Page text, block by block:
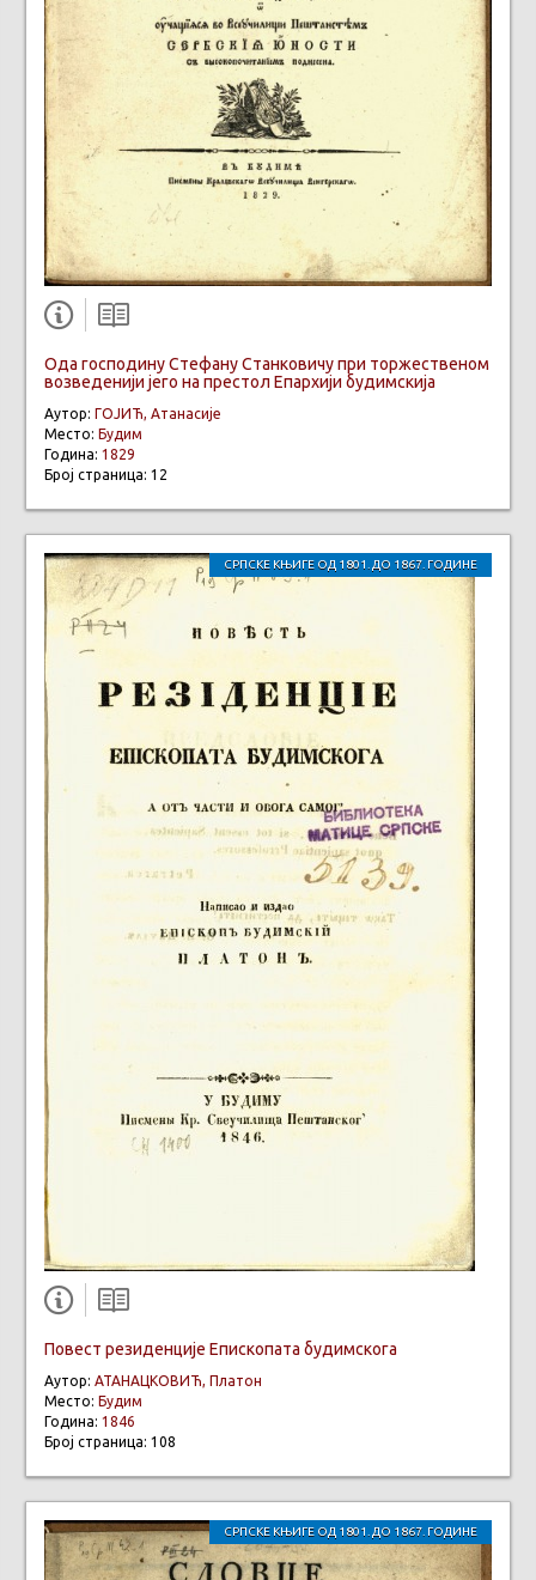
Ода господину Стефану Станковичу при торжественом
возведенији јего на престол Епархији будимскија
Аутор: ГОЈИЋ, Атанасије
Место: Будим
Година: 1829
Број страница: 12
СРПСКЕ КЊИГЕ ОД 1801. ДО 1867. ГОДИНЕ
Повест резиденције Епископата будимскога
Аутор: АТАНАЦКОВИЋ, Платон
Место: Будим
Година: 1846
Број страница: 108
СРПСКЕ КЊИГЕ ОД 1801. ДО 1867. ГОДИНЕ